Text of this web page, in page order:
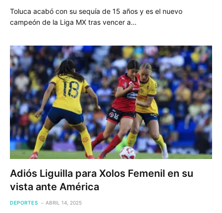
Toluca acabó con su sequía de 15 años y es el nuevo
campeón de la Liga MX tras vencer a…
Adiós Liguilla para Xolos Femenil en su
vista ante América
DEPORTES ABRIL 14, 2025